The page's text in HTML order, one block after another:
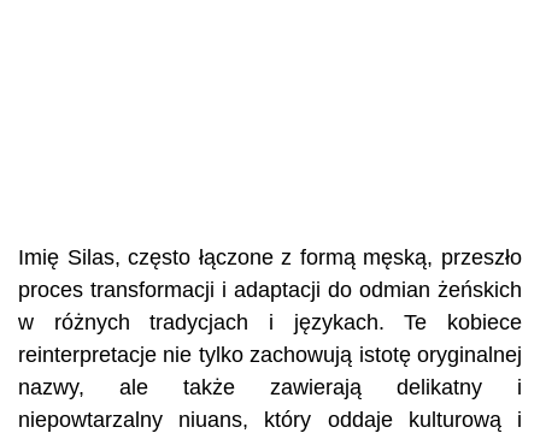
Imię Silas, często łączone z formą męską, przeszło
proces transformacji i adaptacji do odmian żeńskich
w różnych tradycjach i językach. Te kobiece
reinterpretacje nie tylko zachowują istotę oryginalnej
nazwy, ale także zawierają delikatny i
niepowtarzalny niuans, który oddaje kulturową i